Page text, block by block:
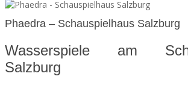
FROM
THE
Phaedra – Schauspielhaus Salzburg
Wasserspiele am
Salzburg